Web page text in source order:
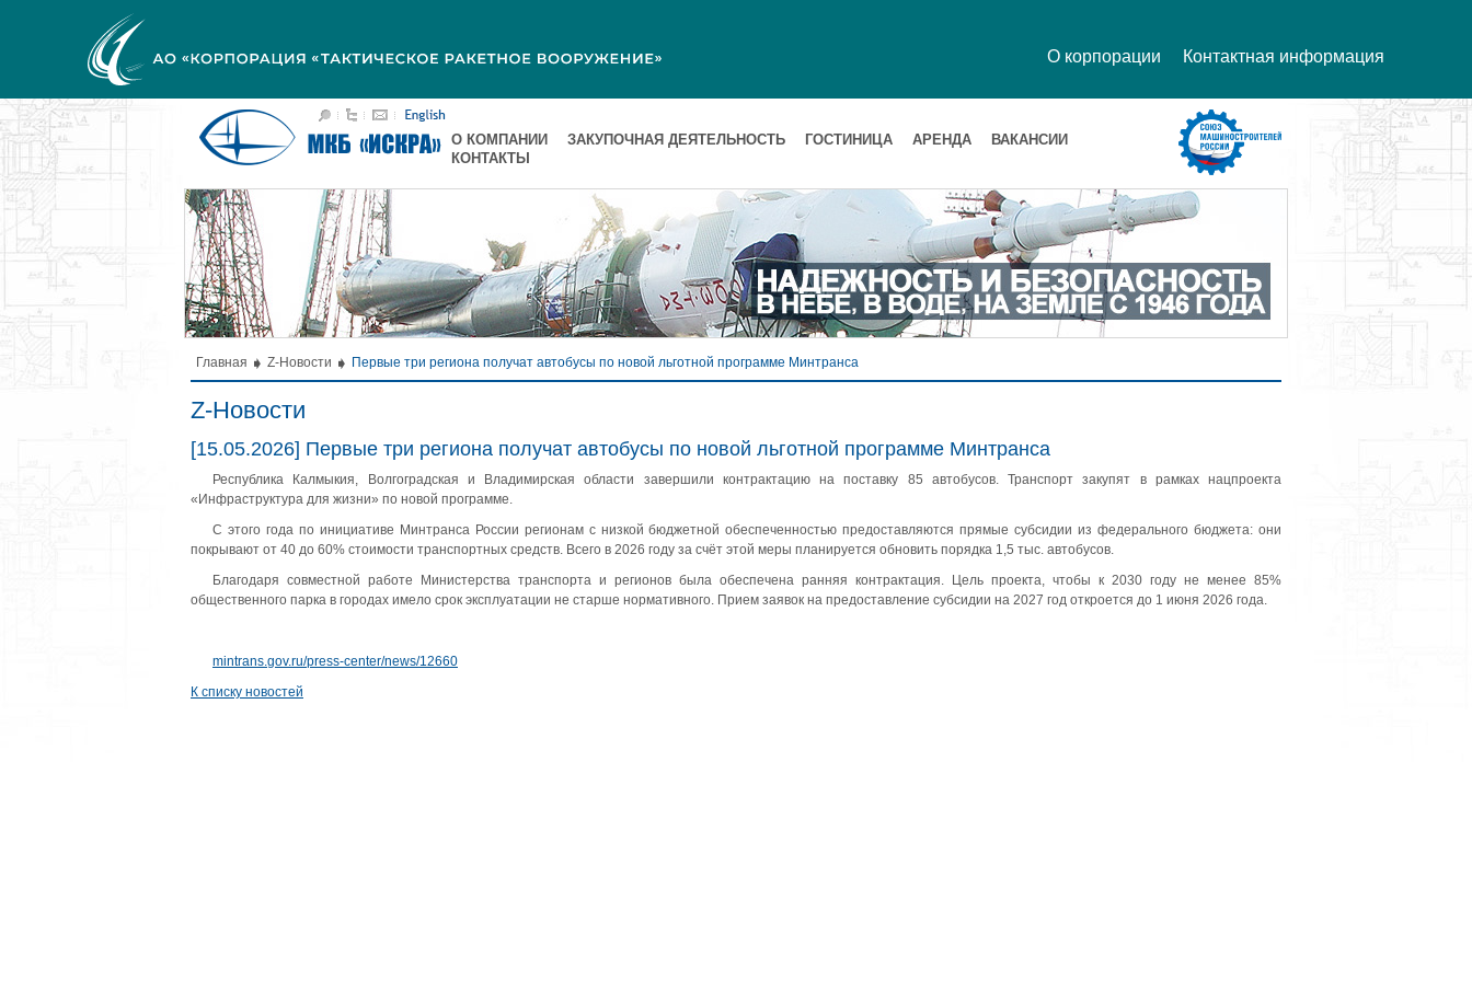
О корпорации Контактная информация
О КОМПАНИИ ЗАКУПОЧНАЯ ДЕЯТЕЛЬНОСТЬ ГОСТИНИЦА АРЕНДА
ВАКАНСИИ
КОНТАКТЫ
Главная Z-Новости Первые три региона получат автобусы по новой льготной программе Минтранса
Z-Новости
[15.05.2026] Первые три региона получат автобусы по новой льготной программе Минтранса
Республика Калмыкия, Волгоградская и Владимирская области завершили контрактацию на поставку 85 автобусов. Транспорт закупят в рамках нацпроекта
«Инфраструктура для жизни» по новой программе.
С этого года по инициативе Минтранса России регионам с низкой бюджетной обеспеченностью предоставляются прямые субсидии из федерального бюджета: они
покрывают от 40 до 60% стоимости транспортных средств. Всего в 2026 году за счёт этой меры планируется обновить порядка 1,5 тыс. автобусов.
Благодаря совместной работе Министерства транспорта и регионов была обеспечена ранняя контрактация. Цель проекта, чтобы к 2030 году не менее 85%
общественного парка в городах имело срок эксплуатации не старше нормативного. Прием заявок на предоставление субсидии на 2027 год откроется до 1 июня 2026 года.
mintrans.gov.ru/press-center/news/12660
К списку новостей